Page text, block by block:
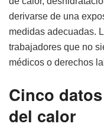
derivarse de una
medidas adecuadas.
trabajadores que no
médicos o derechos
Cinco
del calor